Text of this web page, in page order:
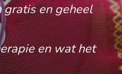
gratis en geheel
en wat het